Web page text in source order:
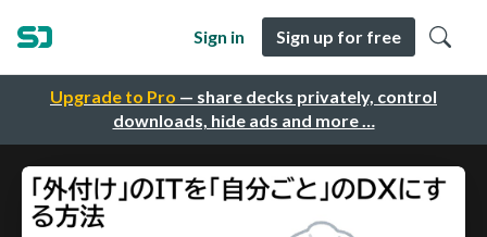
Upgrade to Pro — share decks privately, control
downloads, hide ads and more …
Sign in Sign up for free